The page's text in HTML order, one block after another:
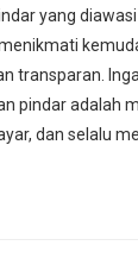
yang
transparan.
pindar adalah
dan selalu